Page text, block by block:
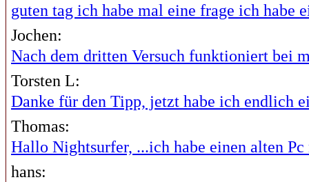
guten tag ich habe mal eine frage ich habe
Jochen:
Nach dem dritten Versuch funktioniert bei
Torsten L:
Danke für den Tipp, jetzt habe ich endlich
Thomas:
Hallo Nightsurfer, ...ich habe einen alten Pc
hans: